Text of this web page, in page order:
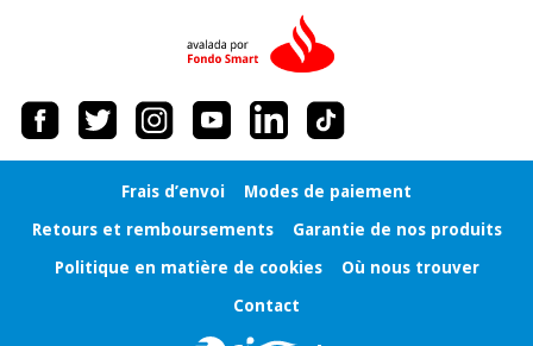
Frais d’envoi
Modes de paiement
Retours et remboursements
Garantie de nos produits
Politique en matière de cookies
Où nous trouver
Contact